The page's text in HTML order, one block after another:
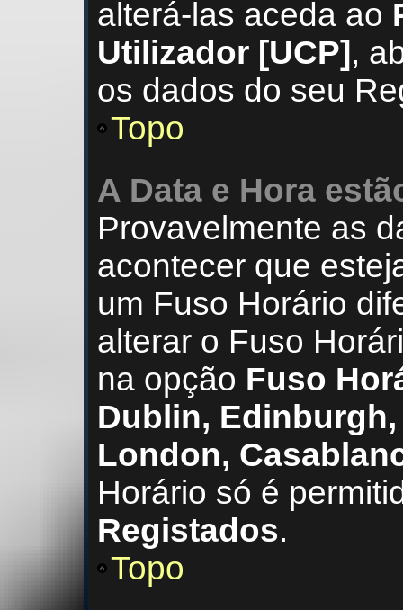
alterá-las aceda ao
Utilizador [UCP],
os dados do seu
Topo
A Data e Hora
Provavelmente as
acontecer que
um Fuso Horário
alterar o Fuso
na opção Fuso
Dublin,
London,
Horário só é
Registados.
Topo